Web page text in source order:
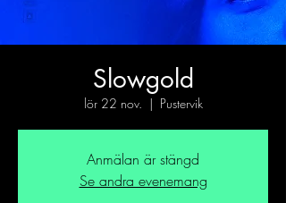
Slowgold
lör 22 nov.
  |
Pustervik
Anmälan är stängd
Se andra evenemang